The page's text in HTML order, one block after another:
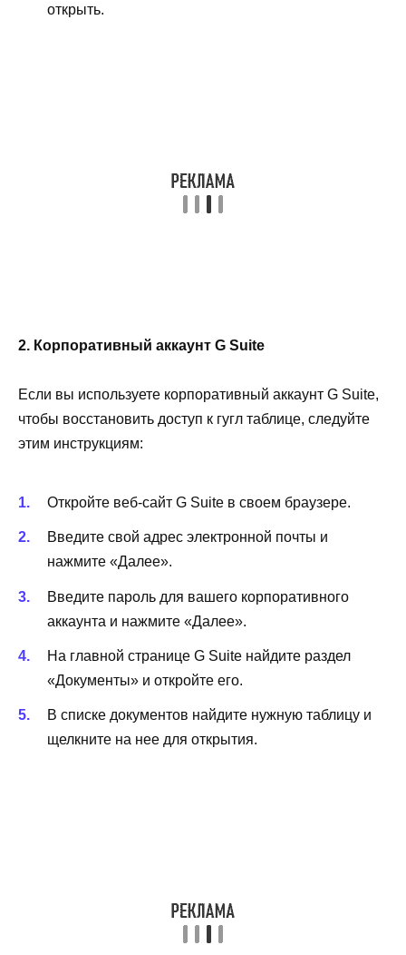
открыть.
2. Корпоративный аккаунт G Suite
Если вы используете корпоративный аккаунт G Suite,
чтобы восстановить доступ к гугл таблице, следуйте
этим инструкциям:
Откройте веб-сайт G Suite в своем браузере.
Введите свой адрес электронной почты и
нажмите «Далее».
Введите пароль для вашего корпоративного
аккаунта и нажмите «Далее».
На главной странице G Suite найдите раздел
«Документы» и откройте его.
В списке документов найдите нужную таблицу и
щелкните на нее для открытия.